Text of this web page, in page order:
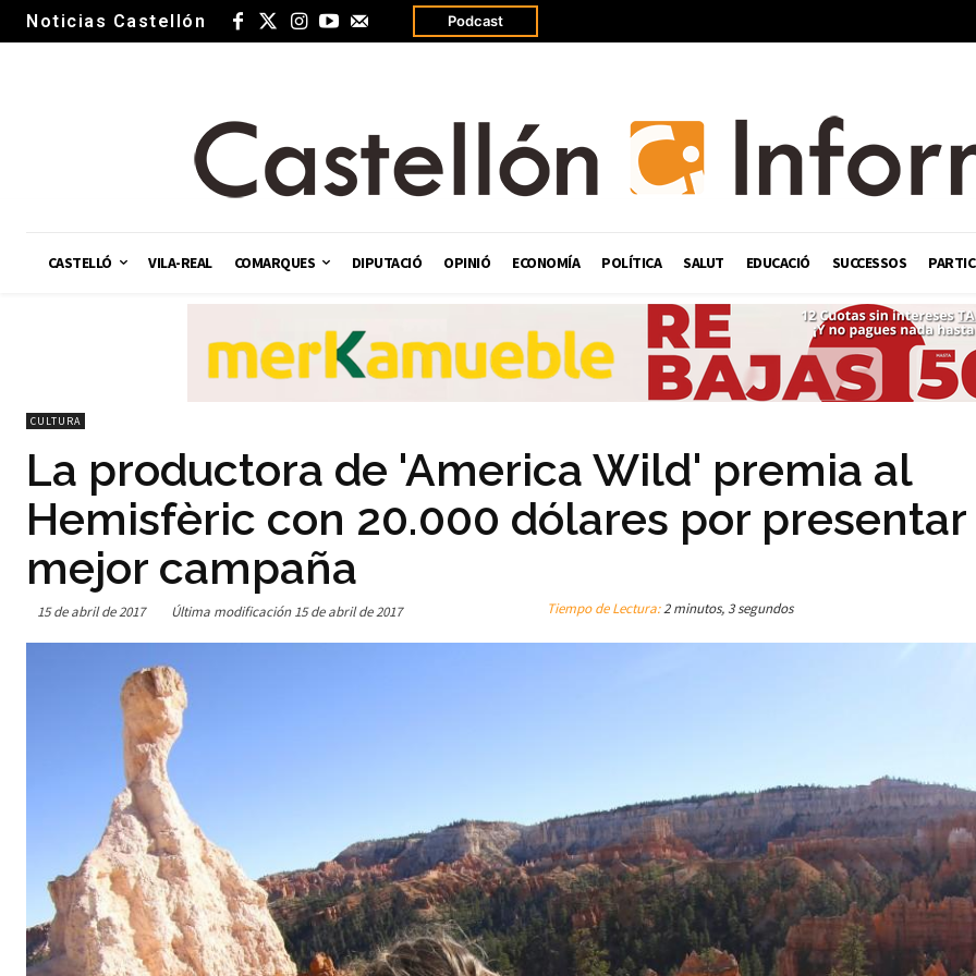
Noticias Castellón Podcast
CASTELLÓ VILA-REAL COMARQUES DIPUTACIÓ OPINIÓ ECONOMÍA POLÍTICA SALUT EDUCACIÓ SUCCESSOS
CULTURA
La productora de 'America Wild' premia al
Hemisfèric con 20.000 dólares por
mejor campaña
15 de abril de 2017 Última modificación 15 de abril de 2017 Tiempo de Lectura:2 minutos, 3 segundos